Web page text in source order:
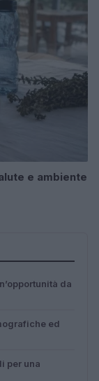
e ambiente
da
ed
per una